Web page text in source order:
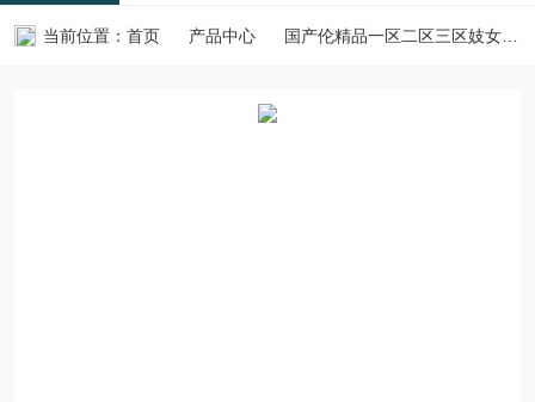
当前位置： 首页 产品中心 国产伦精品一区二区三区妓女